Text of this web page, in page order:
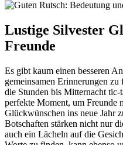
Lustige Silvester
Freunde
Es gibt kaum einen besseren
gemeinsamen Erinnerungen zu
die Stunden bis Mitternacht
perfekte Moment, um Freunde
Glückwünschen ins neue Jahr
Botschaften stärken nicht nur
auch ein Lächeln auf die